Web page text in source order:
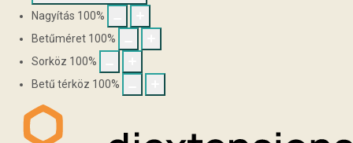
Nagyítás 100%
Betűméret 100%
Sorköz 100%
Betű térköz 100%